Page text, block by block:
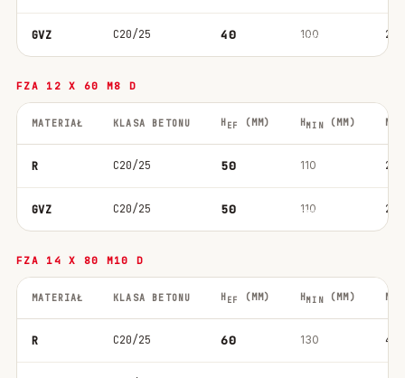
GVZ C20/25 40 100 20
FZA 12 X 60 M8 D
MATERIAŁ KLASA BETONU H EF (MM) HMIN(MM) M
R C20/25 50 110 20
GVZ C20/25 50 110 20
FZA 14 X 80 M10 D
MATERIAŁ KLASA BETONU H EF (MM) HMIN(MM) M
R C20/25 60 130 40